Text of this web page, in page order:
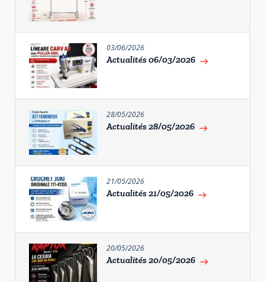
03/06/2026
Actualités 06/03/2026 east
28/05/2026
Actualités 28/05/2026 east
21/05/2026
Actualités 21/05/2026 east
20/05/2026
Actualités 20/05/2026 east